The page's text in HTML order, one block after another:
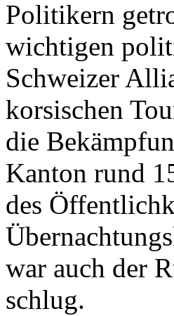
Politikern
wichtigen
Schweizer
korsischen
die
Kanton rund
des
war auch der
schlug.